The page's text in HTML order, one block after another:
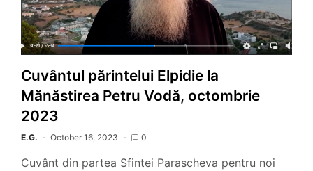
Cuvântul părintelui Elpidie la
Mănăstirea Petru Vodă, octombrie
2023
E.G. October 16, 2023 0
Cuvânt din partea Sfintei Parascheva pentru noi